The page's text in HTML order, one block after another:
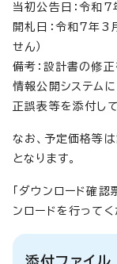
当初公告日：令和7
開札日：令和7年3
せん）
備考：設計書の修
情報公開システム
正誤表等を添付して
なお、予定価格等
となります。
「ダウンロード確
ンロードを行ってく
添付ファイル